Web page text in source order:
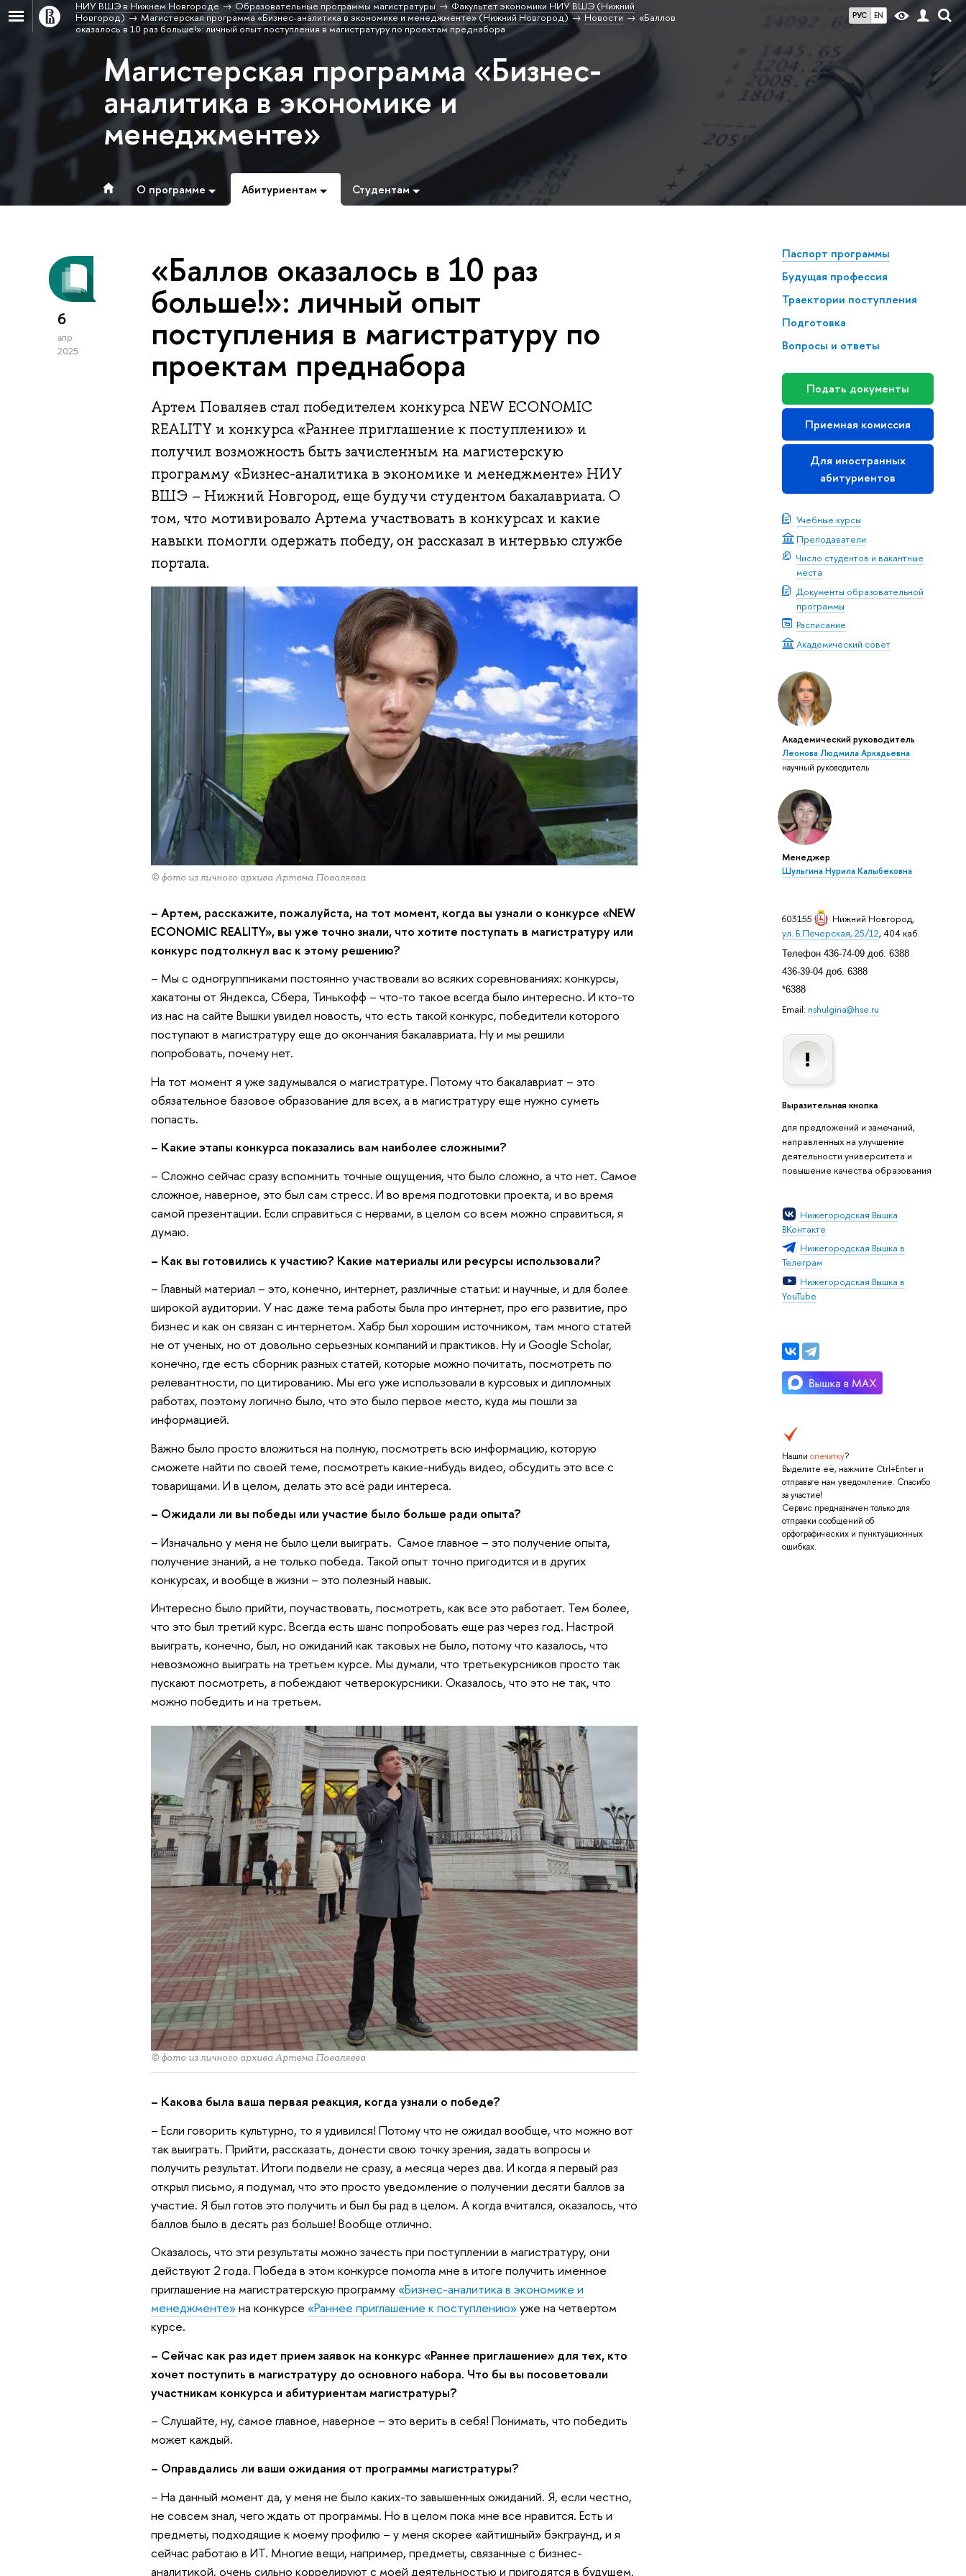
РУС EN
НИУ ВШЭ в Нижнем Новгороде Образовательные программы магистратуры
Факультет экономики НИУ ВШЭ (Нижний
Новгород)
Магистерская программа «Бизнес-аналитика в экономике и менеджменте» (Нижний Новгород) Новости
«Баллов
оказалось в 10 раз больше!»: личный опыт поступления в магистратуру по проектам преднабора
Магистерская программа «Бизнес-
аналитика в экономике и
менеджменте»
О программе Абитуриентам Студентам
Паспорт программы
Будущая профессия
Траектории поступления
Подготовка
Вопросы и ответы
Подать документы
Приемная комиссия
Для иностранных
абитуриентов
Учебные курсы
Преподаватели
Число студентов и вакантные
места
Документы образовательной
программы
Расписание
Академический совет
Академический руководитель
Леонова Людмила Аркадьевна
научный руководитель
Менеджер
Шульгина Нурила Калыбековна
603155 Нижний Новгород,
ул. Б.Печерская, 25/12, 404 каб.
Телефон 436-74-09 доб. 6388
436-39-04 доб. 6388
*6388
Email: nshulgina@hse.ru
Выразительная кнопка
для предложений и замечаний,
направленных на улучшение
деятельности университета и
повышение качества образования
Нижегородская Вышка
ВКонтакте
Нижегородская Вышка в
Телеграм
Нижегородская Вышка в
YouTube
Нашли опечатку?
Выделите её, нажмите Ctrl+Enter и
отправьте нам уведомление. Спасибо
за участие!
Сервис предназначен только для
отправки сообщений об
орфографических и пунктуационных
ошибках.
6
апр
2025
«Баллов оказалось в 10 раз
больше!»: личный опыт
поступления в магистратуру по
проектам преднабора
Артем Поваляев стал победителем конкурса NEW ECONOMIC
REALITY и конкурса «Раннее приглашение к поступлению» и
получил возможность быть зачисленным на магистерскую
программу «Бизнес-аналитика в экономике и менеджменте» НИУ
ВШЭ – Нижний Новгород, еще будучи студентом бакалавриата. О
том, что мотивировало Артема участвовать в конкурсах и какие
навыки помогли одержать победу, он рассказал в интервью службе
портала.
© фото из личного архива Артема Поваляева
– Артем, расскажите, пожалуйста, на тот момент, когда вы узнали о конкурсе «NEW
ECONOMIC REALITY», вы уже точно знали, что хотите поступать в магистратуру или
конкурс подтолкнул вас к этому решению?
– Мы с одногруппниками постоянно участвовали во всяких соревнованиях: конкурсы,
хакатоны от Яндекса, Сбера, Тинькофф – что-то такое всегда было интересно. И кто-то
из нас на сайте Вышки увидел новость, что есть такой конкурс, победители которого
поступают в магистратуру еще до окончания бакалавриата. Ну и мы решили
попробовать, почему нет.
На тот момент я уже задумывался о магистратуре. Потому что бакалавриат – это
обязательное базовое образование для всех, а в магистратуру еще нужно суметь
попасть.
– Какие этапы конкурса показались вам наиболее сложными?
– Сложно сейчас сразу вспомнить точные ощущения, что было сложно, а что нет. Самое
сложное, наверное, это был сам стресс. И во время подготовки проекта, и во время
самой презентации. Если справиться с нервами, в целом со всем можно справиться, я
думаю.
– Как вы готовились к участию? Какие материалы или ресурсы использовали?
– Главный материал – это, конечно, интернет, различные статьи: и научные, и для более
широкой аудитории. У нас даже тема работы была про интернет, про его развитие, про
бизнес и как он связан с интернетом. Хабр был хорошим источником, там много статей
не от ученых, но от довольно серьезных компаний и практиков. Ну и Google Scholar,
конечно, где есть сборник разных статей, которые можно почитать, посмотреть по
релевантности, по цитированию. Мы его уже использовали в курсовых и дипломных
работах, поэтому логично было, что это было первое место, куда мы пошли за
информацией.
Важно было просто вложиться на полную, посмотреть всю информацию, которую
сможете найти по своей теме, посмотреть какие-нибудь видео, обсудить это все с
товарищами. И в целом, делать это всё ради интереса.
– Ожидали ли вы победы или участие было больше ради опыта?
– Изначально у меня не было цели выиграть. Самое главное – это получение опыта,
получение знаний, а не только победа. Такой опыт точно пригодится и в других
конкурсах, и вообще в жизни – это полезный навык.
Интересно было прийти, поучаствовать, посмотреть, как все это работает. Тем более,
что это был третий курс. Всегда есть шанс попробовать еще раз через год. Настрой
выиграть, конечно, был, но ожиданий как таковых не было, потому что казалось, что
невозможно выиграть на третьем курсе. Мы думали, что третьекурсников просто так
пускают посмотреть, а побеждают четверокурсники. Оказалось, что это не так, что
можно победить и на третьем.
© фото из личного архива Артема Поваляева
– Какова была ваша первая реакция, когда узнали о победе?
– Если говорить культурно, то я удивился! Потому что не ожидал вообще, что можно вот
так выиграть. Прийти, рассказать, донести свою точку зрения, задать вопросы и
получить результат. Итоги подвели не сразу, а месяца через два. И когда я первый раз
открыл письмо, я подумал, что это просто уведомление о получении десяти баллов за
участие. Я был готов это получить и был бы рад в целом. А когда вчитался, оказалось, что
баллов было в десять раз больше! Вообще отлично.
Оказалось, что эти результаты можно зачесть при поступлении в магистратуру, они
действуют 2 года. Победа в этом конкурсе помогла мне в итоге получить именное
приглашение на магистратерскую программу «Бизнес-аналитика в экономике и
менеджменте»на конкурсе «Раннее приглашение к поступлению»уже на четвертом
курсе.
– Сейчас как раз идет прием заявок на конкурс «Раннее приглашение» для тех, кто
хочет поступить в магистратуру до основного набора. Что бы вы посоветовали
участникам конкурса и абитуриентам магистратуры?
– Слушайте, ну, самое главное, наверное – это верить в себя! Понимать, что победить
может каждый.
– Оправдались ли ваши ожидания от программы магистратуры?
– На данный момент да, у меня не было каких-то завышенных ожиданий. Я, если честно,
не совсем знал, чего ждать от программы. Но в целом пока мне все нравится. Есть и
предметы, подходящие к моему профилю – у меня скорее «айтишный» бэкграунд, и я
сейчас работаю в ИТ. Многие вещи, например, предметы, связанные с бизнес-
аналитикой, очень сильно коррелируют с моей деятельностью и пригодятся в будущем.